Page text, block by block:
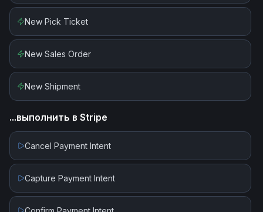
New Pick Ticket
New Sales Order
New Shipment
...выполнить в Stripe
Cancel Payment Intent
Capture Payment Intent